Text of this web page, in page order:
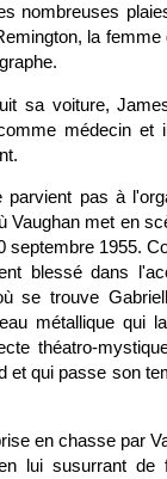
nombreuses
la
sa voiture,
médecin
pas à
Vaughan met en
septembre 1955.
blessé dans
se trouve
métallique qui
théatro-
et qui passe son
en chasse par
lui susurrant de